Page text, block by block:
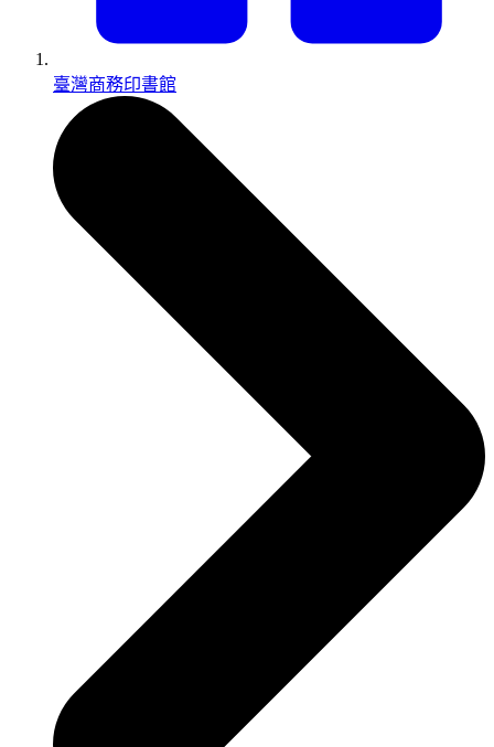
臺灣商務印書館